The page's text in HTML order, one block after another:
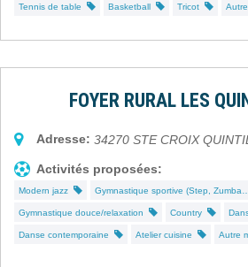
Tennis de table Basketball Tricot
FOYER RURAL LES
Adresse: 34270 STE CROIX
Activités proposées:
Modern jazz Gymnastique sportive (Step,
Gymnastique douce/relaxation Country
Danse contemporaine Atelier cuisine Autre